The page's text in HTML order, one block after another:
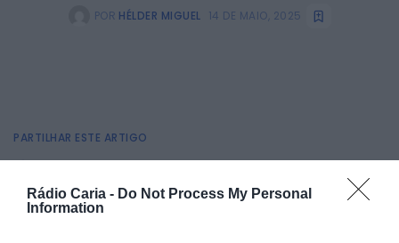
Rádio Caria - Do Not Process My Personal
Information
POR HÉLDER MIGUEL 14 DE MAIO, 2025
PARTILHAR ESTE ARTIGO
Facebook
Mastodon
Email
Share